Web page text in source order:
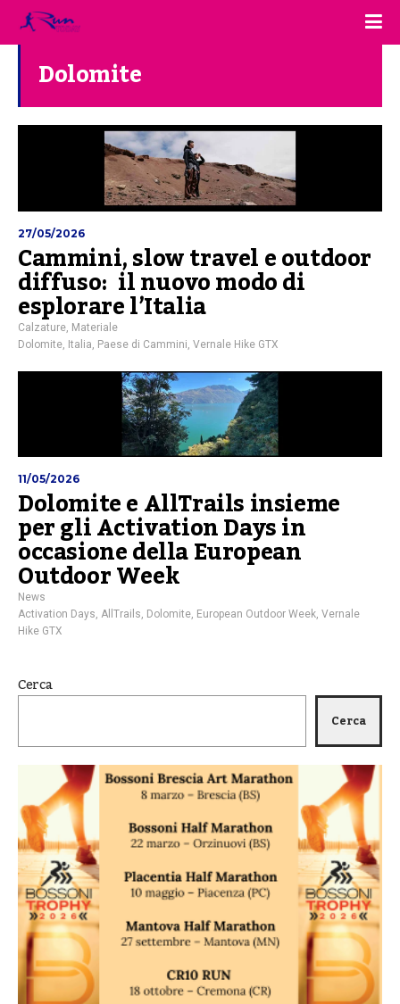
Dolomite
27/05/2026
Cammini, slow travel e outdoor
diffuso: il nuovo modo di
esplorare l’Italia
Calzature Materiale
Dolomite Italia Paese di Cammini Vernale Hike GTX
11/05/2026
Dolomite e AllTrails insieme
per gli Activation Days in
occasione della European
Outdoor Week
News
Activation Days, AllTrails, Dolomite, European Outdoor Week, Vernale
Hike GTX
Cerca
Cerca